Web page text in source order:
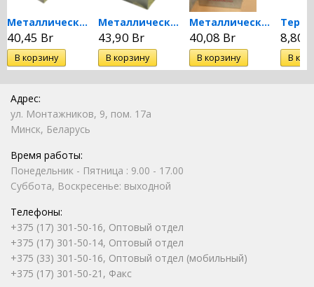
Металлический ящик для...
40,45 Br
Металлический ящик для...
43,90 Br
Металлический ящик для...
40,08 Br 8,80
Адрес:
ул. Монтажников, 9, пом. 17а
Минск, Беларусь
Время работы:
Понедельник - Пятница : 9.00 - 17.00
Суббота, Воскресенье: выходной
Телефоны:
+375 (17) 301-50-16, Оптовый отдел
+375 (17) 301-50-14, Оптовый отдел
+375 (33) 301-50-16, Оптовый отдел (мобильный)
+375 (17) 301-50-21, Факс